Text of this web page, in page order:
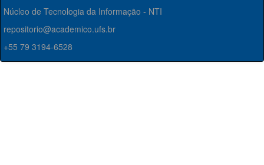
Núcleo de Tecnologia da Informação - NTI
repositorio@academico.ufs.br
+55 79 3194-6528